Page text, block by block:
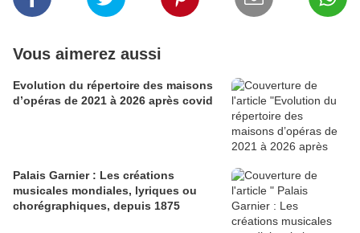
Vous aimerez aussi
Evolution du répertoire des maisons
d’opéras de 2021 à 2026 après covid
Palais Garnier : Les créations
musicales mondiales, lyriques ou
chorégraphiques, depuis 1875